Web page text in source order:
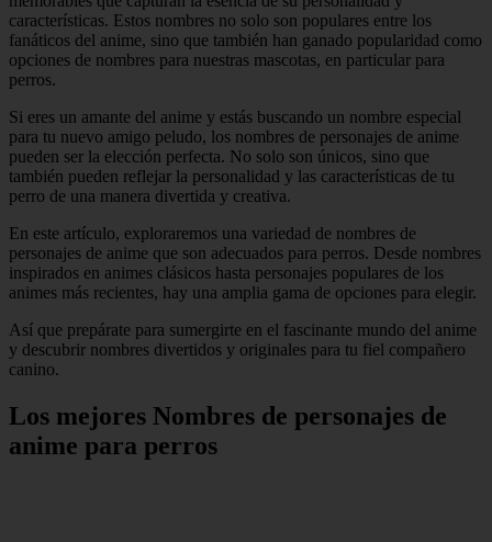
características. Estos nombres no solo son populares entre los
fanáticos del anime, sino que también han ganado popularidad como
opciones de nombres para nuestras mascotas, en particular para
perros.
Si eres un amante del anime y estás buscando un nombre especial
para tu nuevo amigo peludo, los nombres de personajes de anime
pueden ser la elección perfecta. No solo son únicos, sino que
también pueden reflejar la personalidad y las características de tu
perro de una manera divertida y creativa.
En este artículo, exploraremos una variedad de nombres de
personajes de anime que son adecuados para perros. Desde nombres
inspirados en animes clásicos hasta personajes populares de los
animes más recientes, hay una amplia gama de opciones para elegir.
Así que prepárate para sumergirte en el fascinante mundo del anime
y descubrir nombres divertidos y originales para tu fiel compañero
canino.
Los mejores Nombres de personajes de
anime para perros